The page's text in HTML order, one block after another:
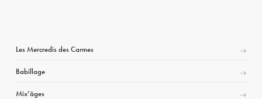
Les Mercredis des Carmes
Babillage
Mix’âges